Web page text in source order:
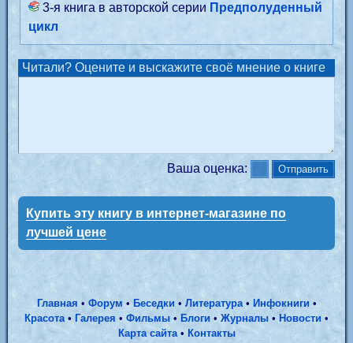
3-я книга в авторской серии Предполуденный
цикл
Читали? Оцените и выскажите своё мнение о книге
Ваша оценка:
Купить эту книгу в интернет-магазине по
лучшей цене
Главная • Форум • Беседки • Литература• Инфокниги •
Красота• Галерея •Фильмы •Блоги •Журналы• Новости •
Карта сайта• Контакты